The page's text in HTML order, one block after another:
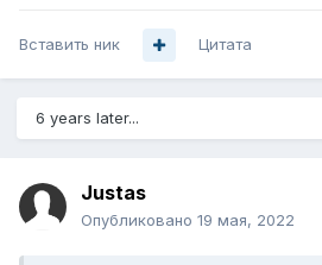
Вставить ник Цитата
6 years later...
Justas
Опубликовано 19 мая, 2022